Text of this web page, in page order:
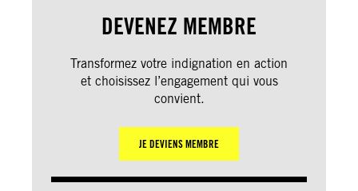
DEVENEZ MEMBRE
Transformez votre indignation en action
et choisissez l’engagement qui vous
convient.
JE DEVIENS MEMBRE